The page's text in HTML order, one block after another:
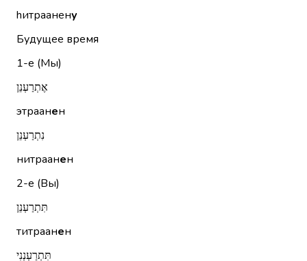
hитраанену
Будущее время
1-е (Мы)
אֶתְרַעְנֵן
этраанен
נִתְרַעְנֵן
нитраанен
2-е (Вы)
תִּתְרַעְנֵן
титраанен
תִּתְרַעְנְנִי